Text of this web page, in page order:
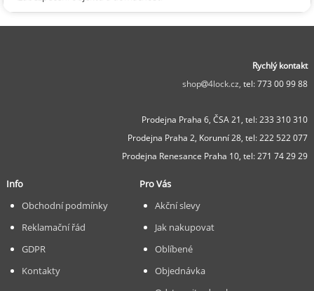
Rychlý kontakt
shop
4lock.cz, tel: 773 00 99 88
Prodejna Praha 6, ČSA 21, tel: 233 310 310
Prodejna Praha 2, Korunní 28, tel: 222 522 077
Prodejna Renesance Praha 10, tel: 271 74 29 29
Info
Obchodní podmínky
Reklamační řád
GDPR
Kontakty
Pro Vás
Akční slevy
Jak nakupovat
Oblíbené
Objednávka